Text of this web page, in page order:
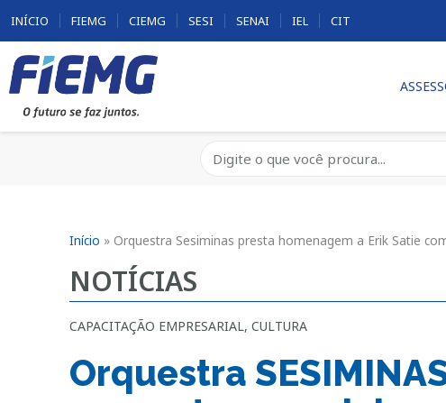
INÍCIO FIEMG CIEMG SESI SENAI IEL CIT
Início » Orquestra Sesiminas presta homenagem a Erik Satie
NOTÍCIAS
CAPACITAÇÃO EMPRESARIAL,CULTURA
Orquestra